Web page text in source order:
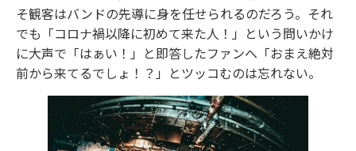
そ観客はバンドの先導に身を任せられるのだろう。それ
でも「コロナ禍以降に初めて来た人！」という問いかけ
に大声で「はぁい！」と即答したファンへ「おまえ絶対
前から来てるでしょ！？」とツッコむのは忘れない。